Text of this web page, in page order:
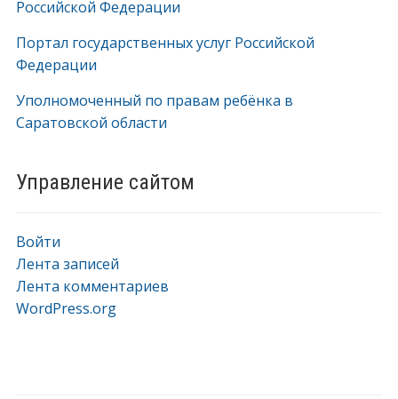
Российской Федерации
Портал государственных услуг Российской
Федерации
Уполномоченный по правам ребёнка в
Саратовской области
Управление сайтом
Войти
Лента записей
Лента комментариев
WordPress.org